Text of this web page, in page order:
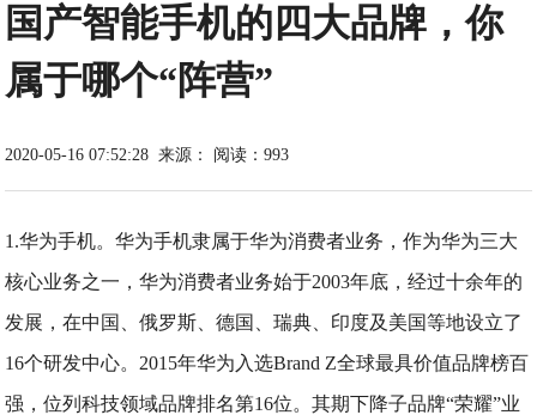
国产智能手机的四大品牌，你
属于哪个“阵营”
2020-05-16 07:52:28 来源： 阅读：993
1.华为手机。华为手机隶属于华为消费者业务，作为华为三大
核心业务之一，华为消费者业务始于2003年底，经过十余年的
发展，在中国、俄罗斯、德国、瑞典、印度及美国等地设立了
16个研发中心。2015年华为入选Brand Z全球最具价值品牌榜百
强，位列科技领域品牌排名第16位。其期下降子品牌“荣耀”业